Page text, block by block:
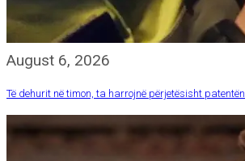
August 6, 2026
Të dehurit në timon, ta harrojnë përjetësisht patentën